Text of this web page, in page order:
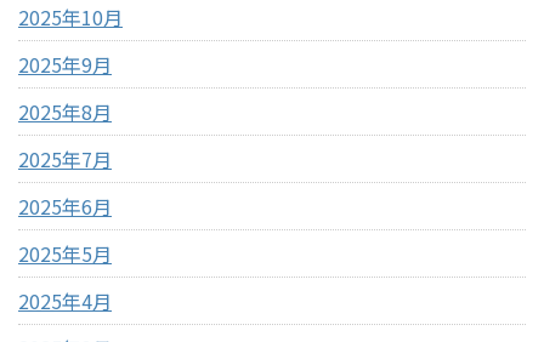
2025年10月
2025年9月
2025年8月
2025年7月
2025年6月
2025年5月
2025年4月